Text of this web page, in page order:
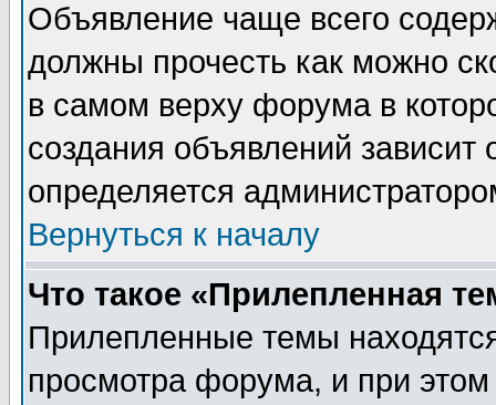
Объявление чаще всего
должны прочесть как можно
в самом верху форума в
создания объявлений зависит
определяется
Вернуться к началу
Что такое «Прилепленная
Прилепленные темы
просмотра форума, и при